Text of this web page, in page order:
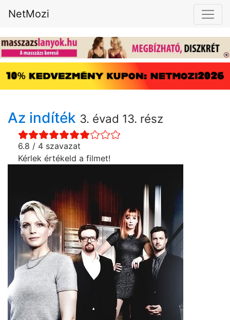
NetMozi
Az indíték 3. évad 13. rész
6.8 / 4 szavazat
Kérlek értékeld a filmet!